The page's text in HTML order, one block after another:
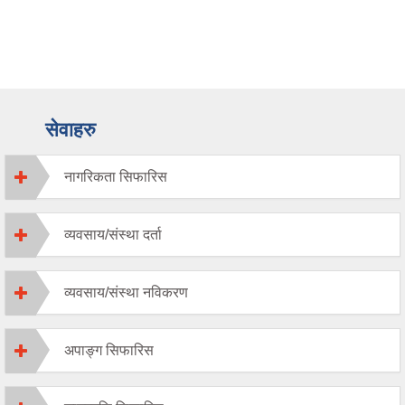
सेवाहरु
नागरिकता सिफारिस
व्यवसाय/संस्था दर्ता
व्यवसाय/संस्था नविकरण
अपाङ्ग सिफारिस